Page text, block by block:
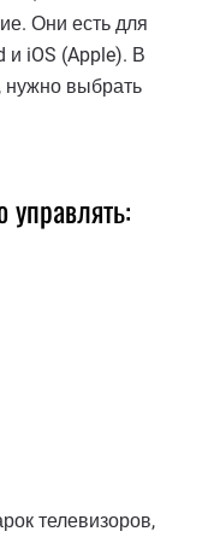
Они есть для
и iOS (Apple). В
нужно выбрать
телевизоров,